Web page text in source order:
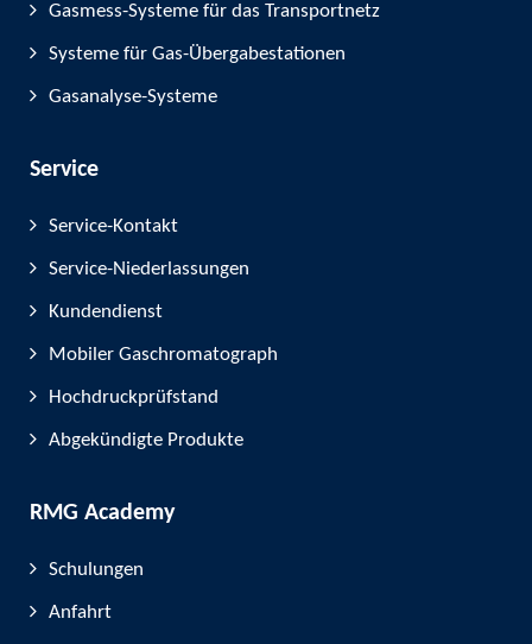
Gasmess-Systeme für das Transportnetz
Systeme für Gas-Übergabestationen
Gasanalyse-Systeme
Service
Service-Kontakt
Service-Niederlassungen
Kundendienst
Mobiler Gaschromatograph
Hochdruckprüfstand
Abgekündigte Produkte
RMG Academy
Schulungen
Anfahrt